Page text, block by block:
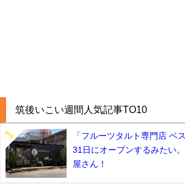
筑後いこい週間人気記事TO10
「フルーツタルト専門店 ベ
31日にオープンするみたい
屋さん！